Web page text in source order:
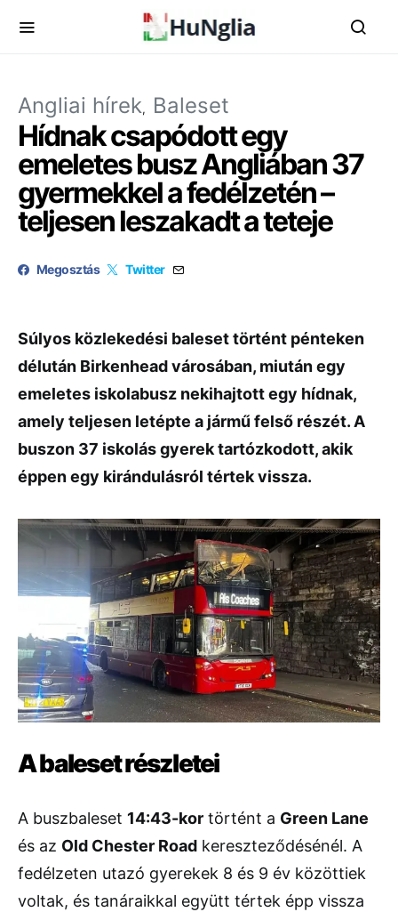
Angliai hírek Baleset
Hídnak csapódott egy
emeletes busz Angliában 37
gyermekkel a fedélzetén –
teljesen leszakadt a teteje
Megosztás Twitter
Súlyos közlekedési baleset történt pénteken
délután Birkenhead városában, miután egy
emeletes iskolabusz nekihajtott egy hídnak,
amely teljesen letépte a jármű felső részét. A
buszon 37 iskolás gyerek tartózkodott, akik
éppen egy kirándulásról tértek vissza.
A baleset részletei
A buszbaleset 14:43-kor történt a Green Lane
és az Old Chester Road kereszteződésénél. A
fedélzeten utazó gyerekek 8 és 9 év közöttiek
voltak, és tanáraikkal együtt tértek épp vissza